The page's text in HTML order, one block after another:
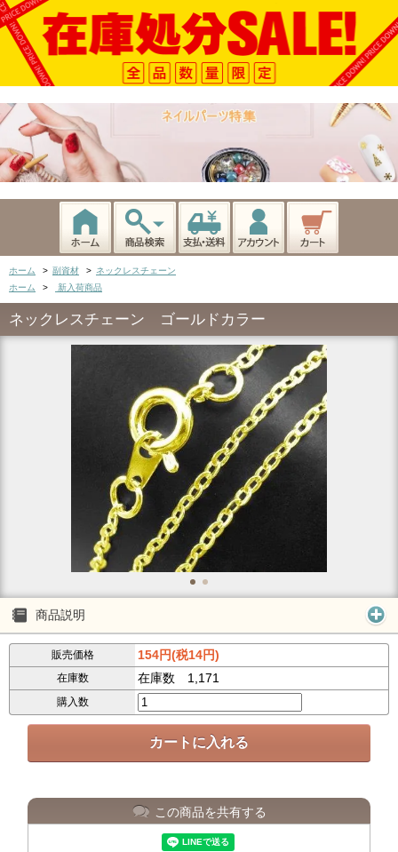
ホーム > 副資材 > ネックレスチェーン
ホーム
> 新入荷商品
ネックレスチェーン ゴールドカラー
商品説明
販売価格 154円(税14円)
在庫数 在庫数 1,171
購入数
この商品を共有する